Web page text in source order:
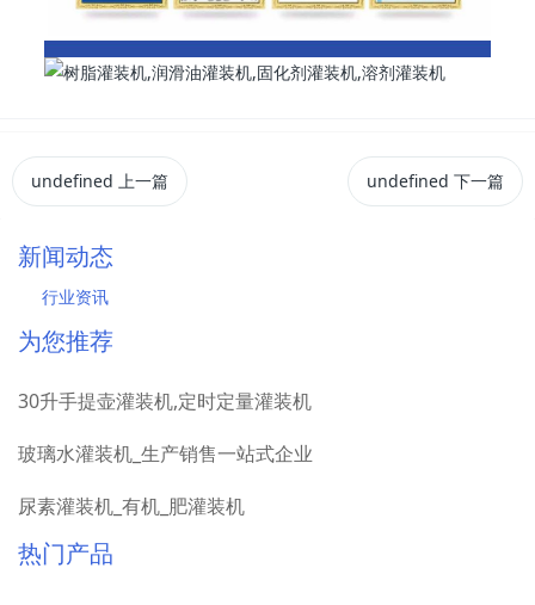
undefined 上一篇 undefined 下一篇
新闻动态
行业资讯
为您推荐
30升手提壶灌装机,定时定量灌装机
玻璃水灌装机_生产销售一站式企业
尿素灌装机_有机_肥灌装机
热门产品